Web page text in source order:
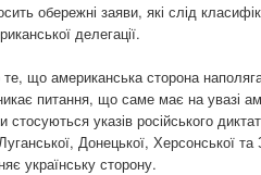
обережні заяви, які слід
делегації.
що американська сторона
питання, що саме має на увазі
стосуються указів російського
Донецької, Херсонської та
українську сторону.